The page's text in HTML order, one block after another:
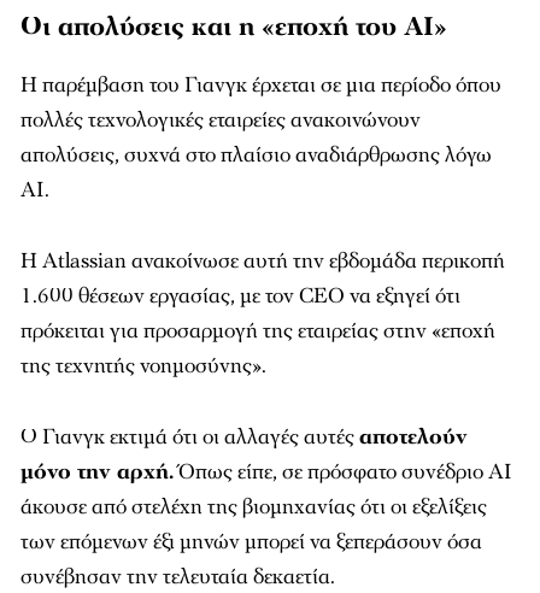
Οι απολύσεις και η «εποχή του AI»
Η παρέμβαση του Γιανγκ έρχεται σε μια περίοδο όπου
πολλές τεχνολογικές εταιρείες ανακοινώνουν
απολύσεις, συχνά στο πλαίσιο αναδιάρθρωσης λόγω
AI.
Η Atlassian ανακοίνωσε αυτή την εβδομάδα περικοπή
1.600 θέσεων εργασίας, με τον CEO να εξηγεί ότι
πρόκειται για προσαρμογή της εταιρείας στην «εποχή
της τεχνητής νοημοσύνης».
Ο Γιανγκ εκτιμά ότι οι αλλαγές αυτέςαποτελούν
μόνο την αρχή.Όπως είπε, σε πρόσφατο συνέδριο AI
άκουσε από στελέχη της βιομηχανίας ότι οι εξελίξεις
των επόμενων έξι μηνών μπορεί να ξεπεράσουν όσα
συνέβησαν την τελευταία δεκαετία.